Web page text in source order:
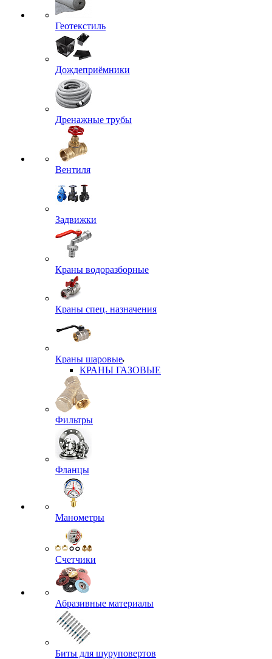
Геотекстиль
Дождеприёмники
Дренажные трубы
Вентиля
Задвижки
Краны водоразборные
Краны спец. назначения
Краны шаровые
КРАНЫ ГАЗОВЫЕ
Фильтры
Фланцы
Манометры
Счетчики
Абразивные материалы
Биты для шуруповертов